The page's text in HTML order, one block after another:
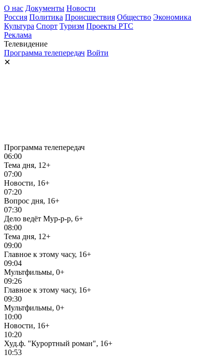
О нас Документы Новости
Россия Политика Происшествия Общество Экономика
Культура Спорт Туризм Проекты РТС
Реклама
Телевидение
Программа телепередач Войти
✕
Программа телепередач
06:00
Тема дня, 12+
07:00
Новости, 16+
07:20
Вопрос дня, 16+
07:30
Дело ведёт Мур-р-р, 6+
08:00
Тема дня, 12+
09:00
Главное к этому часу, 16+
09:04
Мультфильмы, 0+
09:26
Главное к этому часу, 16+
09:30
Мультфильмы, 0+
10:00
Новости, 16+
10:20
Худ.ф. "Курортный роман", 16+
10:53